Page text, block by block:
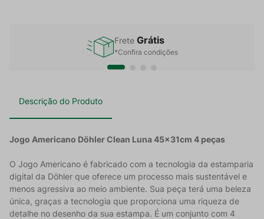
Frete Grátis
*Confira condições
Descrição do Produto
Jogo Americano Döhler Clean Luna 45x31cm 4 peças
O Jogo Americano é fabricado com a tecnologia da estamparia
digital da Döhler que oferece um processo mais sustentável e
menos agressiva ao meio ambiente. Sua peça terá uma beleza
única, graças a tecnologia que proporciona uma riqueza de
detalhe no desenho da sua estampa. É um conjunto com 4